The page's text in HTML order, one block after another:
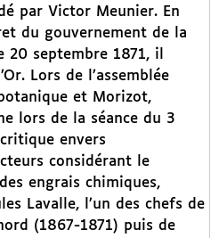
par Victor Meunier. En
du gouvernement de la
20 septembre 1871, il
Lors de l’assemblée
et Morizot,
lors de la séance du 3
envers
considérant le
engrais chimiques,
Lavalle, l’un des chefs de
(1867-1871) puis de